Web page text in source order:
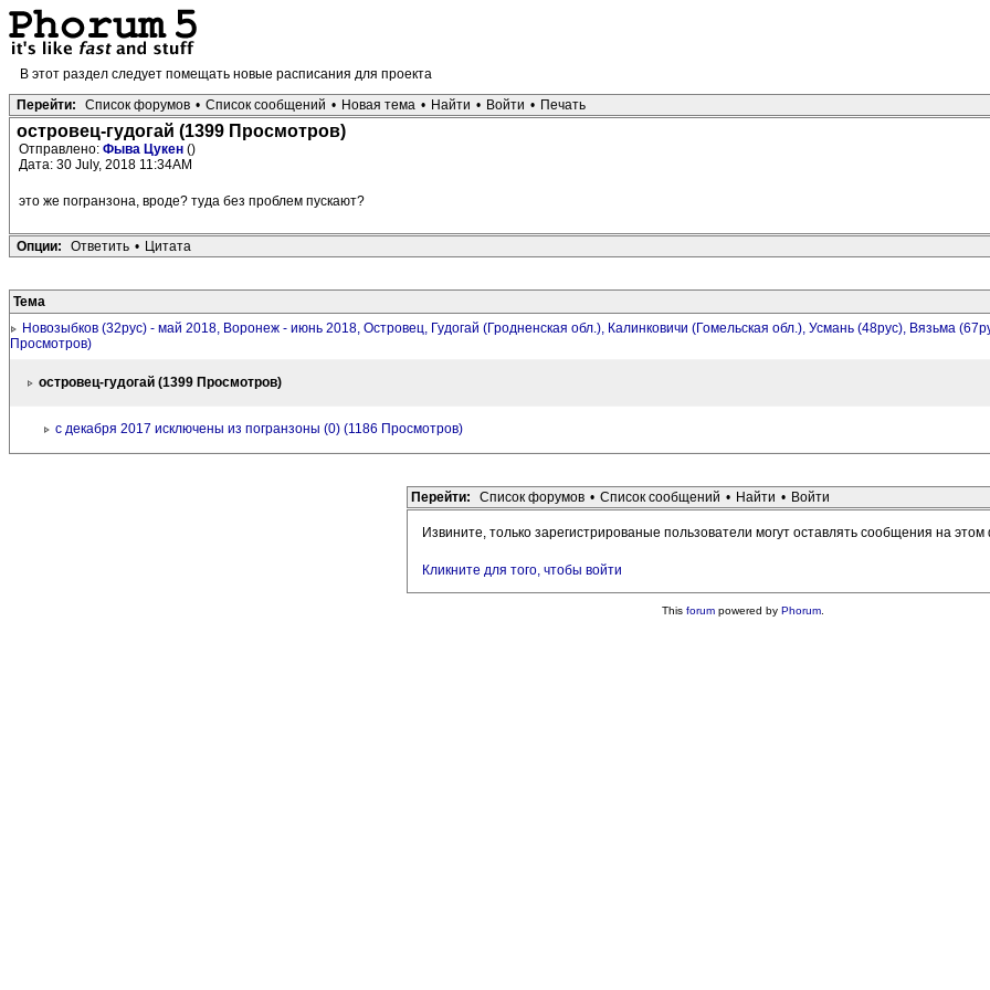
В этот раздел следует помещать новые расписания для проекта
Перейти:
Список форумов • Список сообщений • Новая тема • Найти • Войти • Печать
островец-гудогай (1399 Просмотров)
Отправлено: Фыва Цукен ()
Дата: 30 July, 2018 11:34AM
это же погранзона, вроде? туда без проблем пускают?
Опции: Ответить • Цитата
Тема
Новозыбков (32рус) - май 2018, Воронеж - июнь 2018, Островец, Гудогай (Гродненская обл.), Калинковичи (Гомельская обл.), Усмань (48рус), Вязьма
Просмотров)
островец-гудогай (1399 Просмотров)
с декабря 2017 исключены из погранзоны (0) (1186 Просмотров)
Перейти: Список форумов • Список сообщений • Найти • Войти
Извините, только зарегистрированые пользователи могут оставлять сообщения на
Кликните для того, чтобы войти
This forumpowered by Phorum.